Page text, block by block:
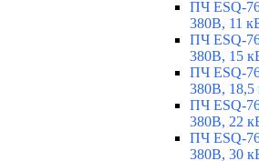
ПЧ ESQ-
380В, 11
ПЧ ESQ-
380В, 15
ПЧ ESQ-
380В, 18,5
ПЧ ESQ-
380В, 22
ПЧ ESQ-
380В, 30